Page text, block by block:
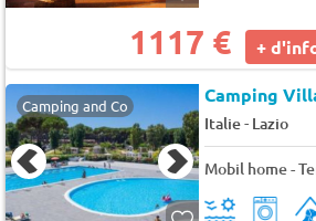
1117 € +
Camping and Co
Italie- Lazio
Mobil home -